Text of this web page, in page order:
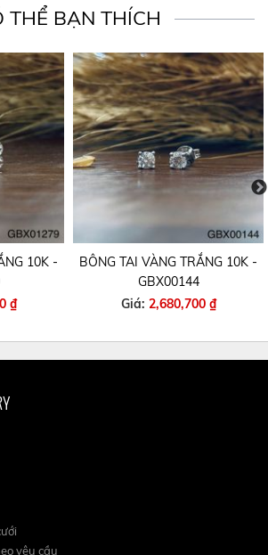
THỂ BẠN THÍCH
10K -
₫
BÔNG TAI VÀNG TRẮNG 10K -
GBX00144
Giá: 2,680,700 ₫
yêu cầu